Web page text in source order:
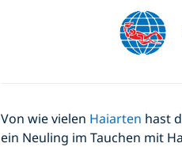
Von wie vielen Haiarten hast
ein Neuling im Tauchen mit